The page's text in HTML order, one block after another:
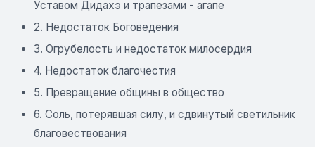
Уставом Дидахэ и трапезами - агапе
2. Недостаток Боговедения
3. Огрубелость и недостаток милосердия
4. Недостаток благочестия
5. Превращение общины в общество
6. Соль, потерявшая силу, и сдвинутый светильник
благовествования